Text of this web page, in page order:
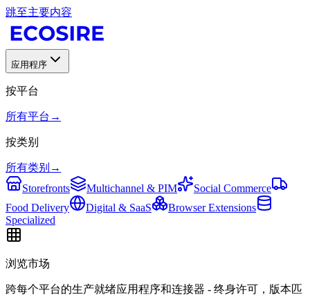
跳至主要内容
应用程序
按平台
所有平台 →
按类别
所有类别 →
Storefronts
Multichannel & PIM
Social Commerce
Food Delivery
Digital & SaaS
Browser Extensions
Specialized
浏览市场
跨每个平台的生产就绪应用程序和连接器 - 终身许可，版本匹